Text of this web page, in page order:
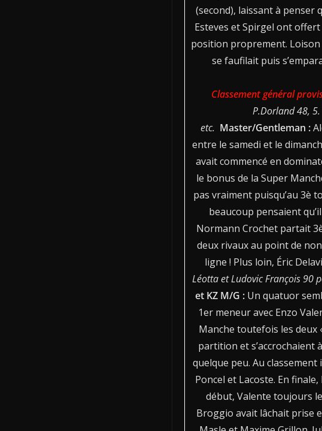
(second), laissant à penser
Esteves et Spirgel ont
position proprement.
se faufilait puis
Classement général
P.Dorland 48,
etc. Master/Gentleman :
entre le samedi et le
avait commencé en
le bonus de la Super
pas vraiment puisqu’au 3è
beaucoup pensaient
Normann Crochet partait
deux rivaux au point de
ligne ! Plus loin, Éric
Léotta et Ludovic François 90
et KZ M/G : Un quatuor
1er meneur avec Enzo
Manche toutefois les deux
partition et s’accrochaient
quelque peu. Au
Poncel et Lacoste. En
début, Valente toujours
Broggio avait lâchait prise